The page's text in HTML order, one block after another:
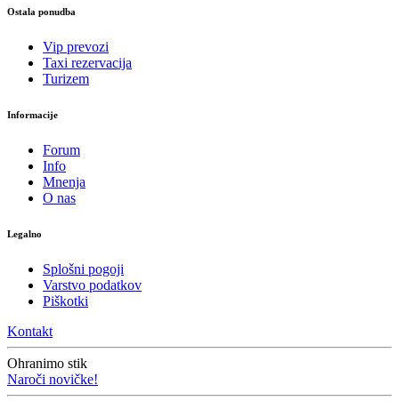
Ostala ponudba
Vip prevozi
Taxi rezervacija
Turizem
Informacije
Forum
Info
Mnenja
O nas
Legalno
Splošni pogoji
Varstvo podatkov
Piškotki
Kontakt
Ohranimo stik
Naroči novičke!